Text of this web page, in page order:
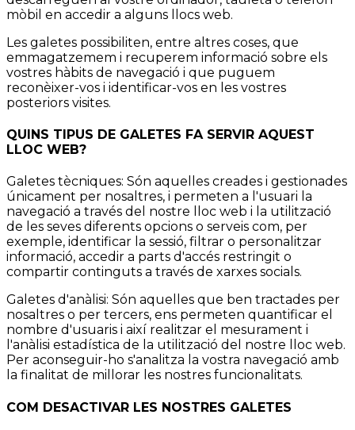
mòbil en accedir a alguns llocs web.
Les galetes possibiliten, entre altres coses, que
emmagatzemem i recuperem informació sobre els
vostres hàbits de navegació i que puguem
reconèixer-vos i identificar-vos en les vostres
posteriors visites.
QUINS TIPUS DE GALETES FA SERVIR AQUEST
LLOC WEB?
Galetes tècniques: Són aquelles creades i gestionades
únicament per nosaltres, i permeten a l'usuari la
navegació a través del nostre lloc web i la utilització
de les seves diferents opcions o serveis com, per
exemple, identificar la sessió, filtrar o personalitzar
informació, accedir a parts d'accés restringit o
compartir continguts a través de xarxes socials.
Galetes d'anàlisi: Són aquelles que ben tractades per
nosaltres o per tercers, ens permeten quantificar el
nombre d'usuaris i així realitzar el mesurament i
l'anàlisi estadística de la utilització del nostre lloc web.
Per aconseguir-ho s'analitza la vostra navegació amb
la finalitat de millorar les nostres funcionalitats.
COM DESACTIVAR LES NOSTRES GALETES